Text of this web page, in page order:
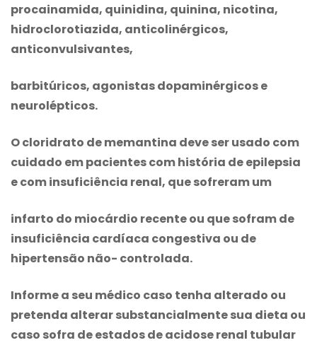
procainamida, quinidina, quinina, nicotina,
hidroclorotiazida, anticolinérgicos,
anticonvulsivantes,
barbitúricos, agonistas dopaminérgicos e
neurolépticos.
Ocloridrato de memantina deve ser usado com
cuidado em pacientes com história de epilepsia
e com insuficiência renal, que sofreram um
infarto do miocárdio recente ou que sofram de
insuficiência cardíaca congestiva ou de
hipertensão não- controlada.
Informe a seu médico caso tenha alterado ou
pretenda alterar substancialmente sua dieta ou
caso sofra de estados de acidose renal tubular